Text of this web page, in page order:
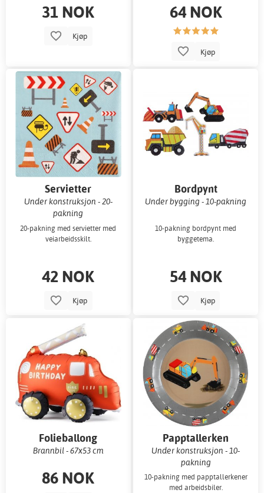
31 NOK
Kjøp
64 NOK
Kjøp
Servietter
Under konstruksjon - 20-
pakning
20-pakning med servietter med
veiarbeidsskilt.
42 NOK
Kjøp
Bordpynt
Under bygging - 10-pakning
10-pakning bordpynt med
byggetema.
54 NOK
Kjøp
Folieballong
Brannbil - 67x53 cm
86 NOK
Papptallerken
Under konstruksjon - 10-
pakning
10-pakning med papptallerkener
med arbeidsbiler.